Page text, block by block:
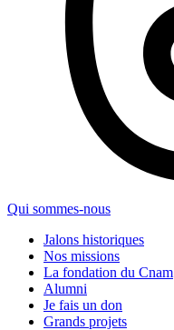
Qui sommes-nous
Jalons historiques
Nos missions
La fondation du Cnam
Alumni
Je fais un don
Grands projets